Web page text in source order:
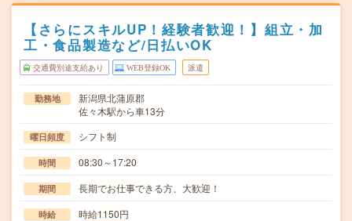
【さらにスキルUP！経験者歓迎！】組立・加
工・食品製造など/日払いOK
交通費別途支給あり WEB登録OK 派遣
勤務地
新潟県北蒲原郡
佐々木駅から車13分
曜日頻度 シフト制
時間 08:30～17:20
期間 長期でお仕事できる方、大歓迎！
時給 時給1150円